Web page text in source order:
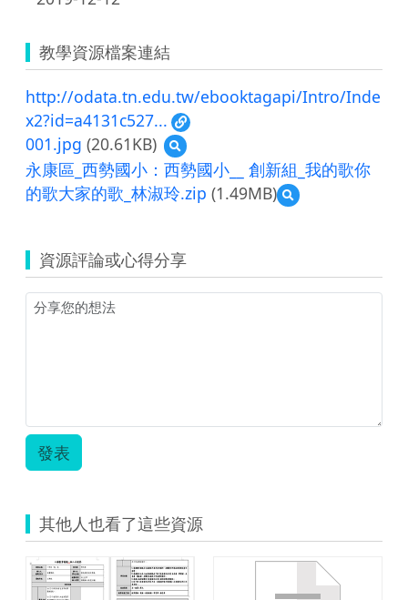
教學資源檔案連結
http://odata.tn.edu.tw/ebooktagapi/Intro/Inde
x2?id=a4131c527...
001.jpg (20.61KB)
預
覽
001.jpg
永康區_西勢國小：西勢國小__ 創新組_我的歌你
的歌大家的歌_林淑玲.zip (1.49MB)
預
覽
_
西
的
歌
的
資源評論或心得分享
發表
其他人也看了這些資源